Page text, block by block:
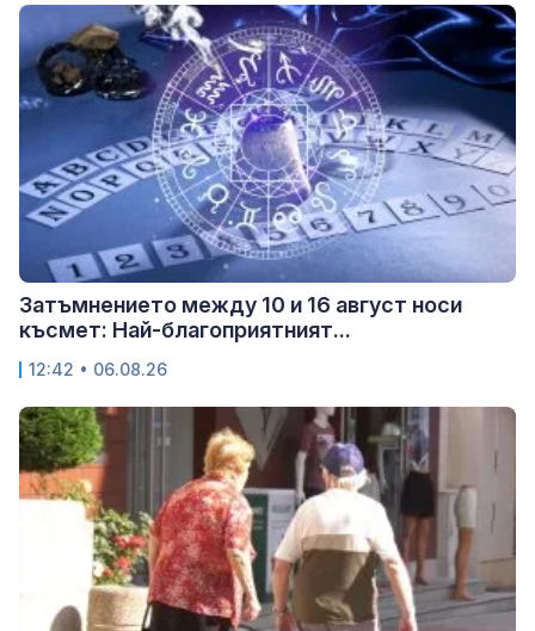
Затъмнението между 10 и 16 август носи
късмет: Най-благоприятният...
12:42 • 06.08.26